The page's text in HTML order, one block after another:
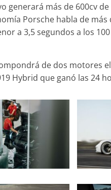
generará más de 600cv
Porsche habla de
a 3,5 segundos a los
de dos motores
Hybrid que ganó las 24
Clásicos
Clase S
Mercedes-
31 de enero de
Llamada
Mercedes
entre
4 de septiembre